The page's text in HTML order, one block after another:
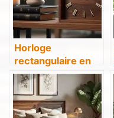
Horloge
rectangulaire en
bois : une touche
d’élégance pour
votre décoration